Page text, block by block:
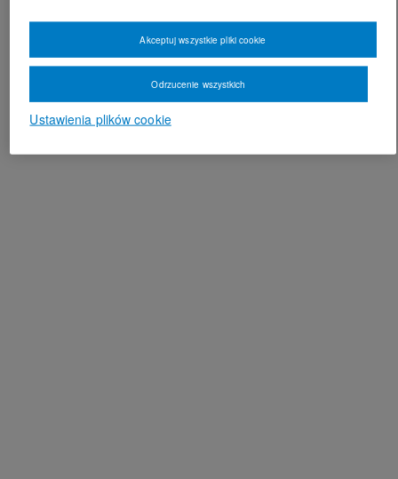
Ustawienia plików cookie
Odrzucenie wszystkich
Akceptuj wszystkie pliki cookie